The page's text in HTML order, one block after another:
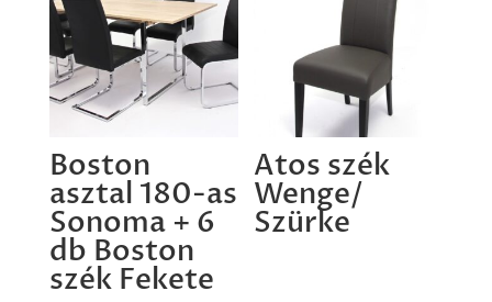
Boston
asztal 180-as
Sonoma + 6
db Boston
szék Fekete
Atos szék
Wenge/
Szürke